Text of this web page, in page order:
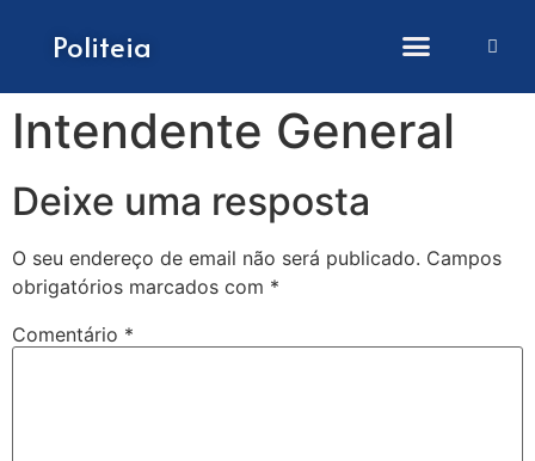
Politeia
Intendente General
Deixe uma resposta
O seu endereço de email não será publicado. Campos
obrigatórios marcados com *
Comentário *